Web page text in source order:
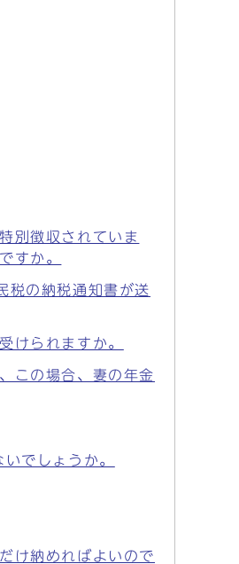
別徴収されていま
すか。
税の納税通知書が送
けられますか。
この場合、妻の年金
でしょうか。
け納めればよいので